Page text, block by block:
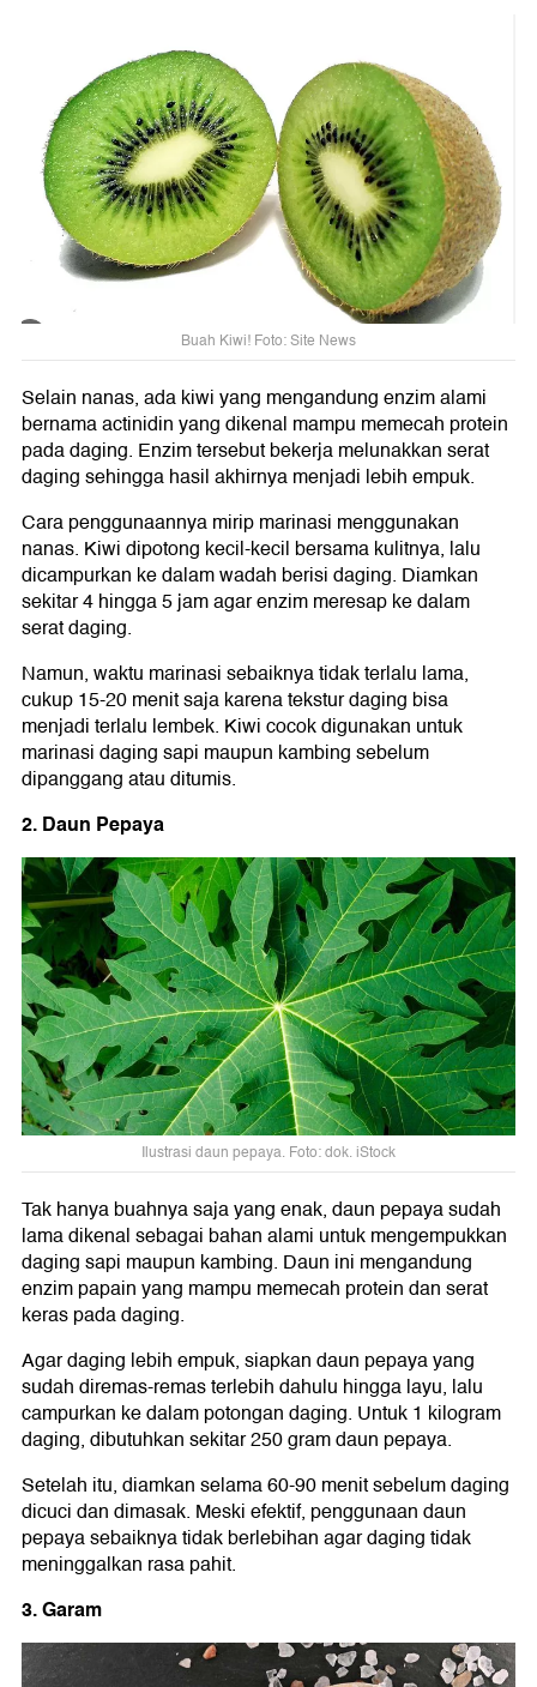
Buah Kiwi! Foto: Site News
Selain nanas, ada kiwi yang mengandung enzim alami
bernama actinidin yang dikenal mampu memecah protein
pada daging. Enzim tersebut bekerja melunakkan serat
daging sehingga hasil akhirnya menjadi lebih empuk.
Cara penggunaannya mirip marinasi menggunakan
nanas. Kiwi dipotong kecil-kecil bersama kulitnya, lalu
dicampurkan ke dalam wadah berisi daging. Diamkan
sekitar 4 hingga 5 jam agar enzim meresap ke dalam
serat daging.
Namun, waktu marinasi sebaiknya tidak terlalu lama,
cukup 15-20 menit saja karena tekstur daging bisa
menjadi terlalu lembek. Kiwi cocok digunakan untuk
marinasi daging sapi maupun kambing sebelum
dipanggang atau ditumis.
2. Daun Pepaya
Ilustrasi daun pepaya. Foto: dok. iStock
Tak hanya buahnya saja yang enak, daun pepaya sudah
lama dikenal sebagai bahan alami untuk mengempukkan
daging sapi maupun kambing. Daun ini mengandung
enzim papain yang mampu memecah protein dan serat
keras pada daging.
Agar daging lebih empuk, siapkan daun pepaya yang
sudah diremas-remas terlebih dahulu hingga layu, lalu
campurkan ke dalam potongan daging. Untuk 1 kilogram
daging, dibutuhkan sekitar 250 gram daun pepaya.
Setelah itu, diamkan selama 60-90 menit sebelum daging
dicuci dan dimasak. Meski efektif, penggunaan daun
pepaya sebaiknya tidak berlebihan agar daging tidak
meninggalkan rasa pahit.
3. Garam